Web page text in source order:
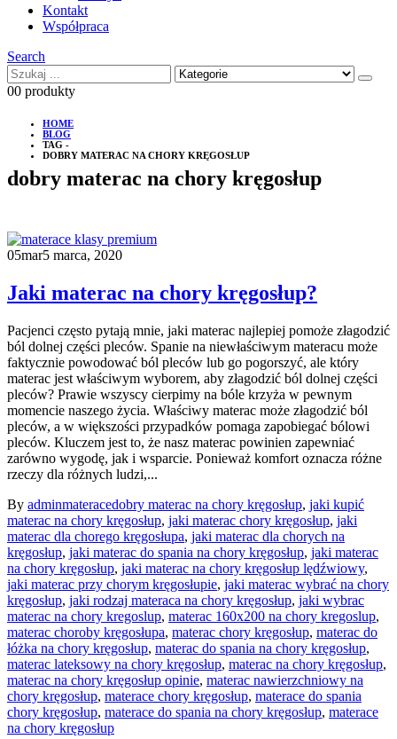
Kontakt
Współpraca
Search
00 produkty
HOME
BLOG
TAG -
DOBRY MATERAC NA CHORY KRĘGOSŁUP
dobry materac na chory kręgosłup
05mar5 marca, 2020
Jaki materac na chory kręgosłup?
Pacjenci często pytają mnie, jaki materac najlepiej pomoże złagodzić
ból dolnej części pleców. Spanie na niewłaściwym materacu może
faktycznie powodować ból pleców lub go pogorszyć, ale który
materac jest właściwym wyborem, aby złagodzić ból dolnej części
pleców? Prawie wszyscy cierpimy na bóle krzyża w pewnym
momencie naszego życia. Właściwy materac może złagodzić ból
pleców, a w większości przypadków pomaga zapobiegać bólowi
pleców. Kluczem jest to, że nasz materac powinien zapewniać
zarówno wygodę, jak i wsparcie. Ponieważ komfort oznacza różne
rzeczy dla różnych ludzi,...
By adminmateracedobry materac na chory kręgosłup, jaki kupić
materac na chory kręgosłup, jaki materac chory kręgosłup, jaki
materac dla chorego kręgosłupa, jaki materac dla chorych na
kręgosłup, jaki materac do spania na chory kręgosłup, jaki materac
na chory kręgosłup, jaki materac na chory kręgosłup lędźwiowy,
jaki materac przy chorym kręgosłupie, jaki materac wybrać na chory
kręgosłup, jaki rodzaj materaca na chory kręgosłup, jaki wybrac
materac na chory kregoslup, materac 160x200 na chory kregoslup,
materac choroby kręgosłupa, materac chory kręgosłup, materac do
łóżka na chory kręgosłup, materac do spania na chory kręgosłup,
materac lateksowy na chory kręgosłup, materac na chory kręgosłup,
materac na chory kręgosłup opinie, materac nawierzchniowy na
chory kręgosłup, materace chory kręgosłup, materace do spania
chory kręgosłup, materace do spania na chory kręgosłup, materace
na chory kręgosłup